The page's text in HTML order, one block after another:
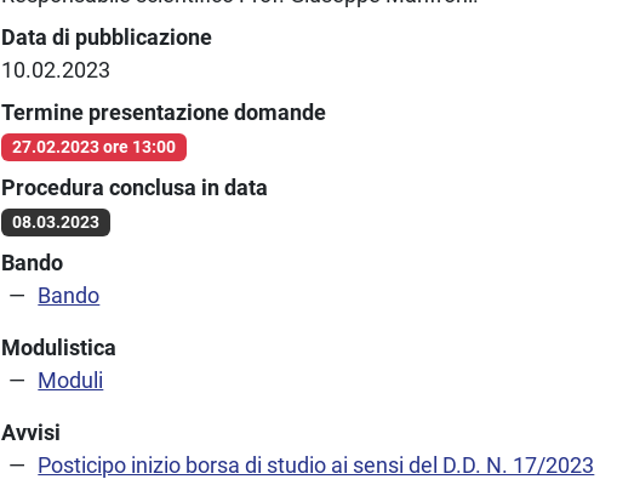
Data di pubblicazione
10.02.2023
Termine presentazione domande
27.02.2023 ore 13:00
Procedura conclusa in data
08.03.2023
Bando
Bando
Modulistica
Moduli
Avvisi
Posticipo inizio borsa di studio ai sensi del D.D. N. 17/2023